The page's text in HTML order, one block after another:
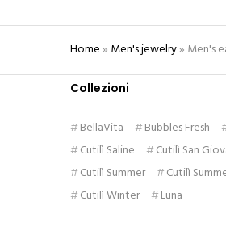
Home » Men's jewelry» Men's
Collezioni
BellaVita Bubbles Fresh
Cutilì Saline
Cutilì San
Cutilì Summer
Cutilì
Cutilì Winter
Luna